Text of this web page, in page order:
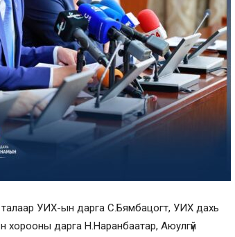
талаар УИХ-ын дарга С.Бямбацогт, УИХ дахь
дарга Н.Наранбаатар, Аюулгүй